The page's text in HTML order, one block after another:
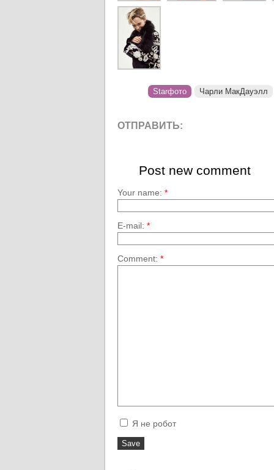
Starфото Чарли МакДауэлл
ОТПРАВИТЬ:
Post new comment
Your name: *
E-mail: *
Comment: *
Я не робот